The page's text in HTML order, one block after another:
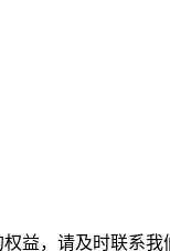
，请及时联系我